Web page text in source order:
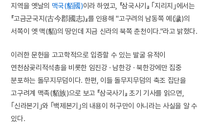
지역을 옛날의 맥국(貊國)이라 하였고, 『삼국사기』 ｢지리지｣에서는
『고금군국지(古今郡國志)』를 인용해 "고구려의 남동쪽 예(濊)의
서쪽이 옛 맥(貊)의 땅인데 지금 신라의 북쪽 춘천이다."라고 밝혔다.
이러한 문헌을 고고학적으로 입증할 수 있는 발굴 유적이
연천삼곶리적석총을 비롯한 임진강 · 남한강 · 북한강에만 집중
분포하는 돌무지무덤이다. 한편, 이들 돌무지무덤의 축조 집단을
고구려계 맥족(貊族)으로 보고 『삼국사기』 초기 기사를 읽으면,
｢신라본기｣와 ｢백제본기｣의 내용이 허구만이 아니라는 사실을 알 수
있다.